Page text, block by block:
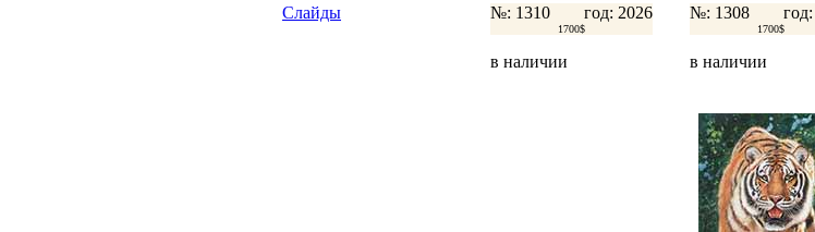
Слайды
№: 1310
год: 2026
1700$
в наличии
№: 1308
1700$
в наличии